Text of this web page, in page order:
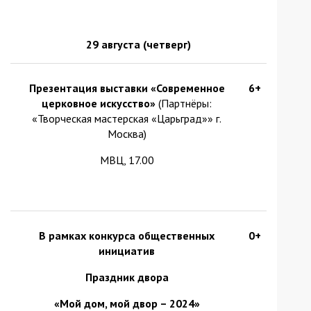
29 августа (четверг)
Презентация выставки «Современное
церковное искусство» (Партнёры:
«Творческая мастерская «Царьград»» г.
Москва)
МВЦ, 17.00
6+
В рамках конкурса общественных
инициатив
Праздник двора
«Мой дом, мой двор – 2024»
0+